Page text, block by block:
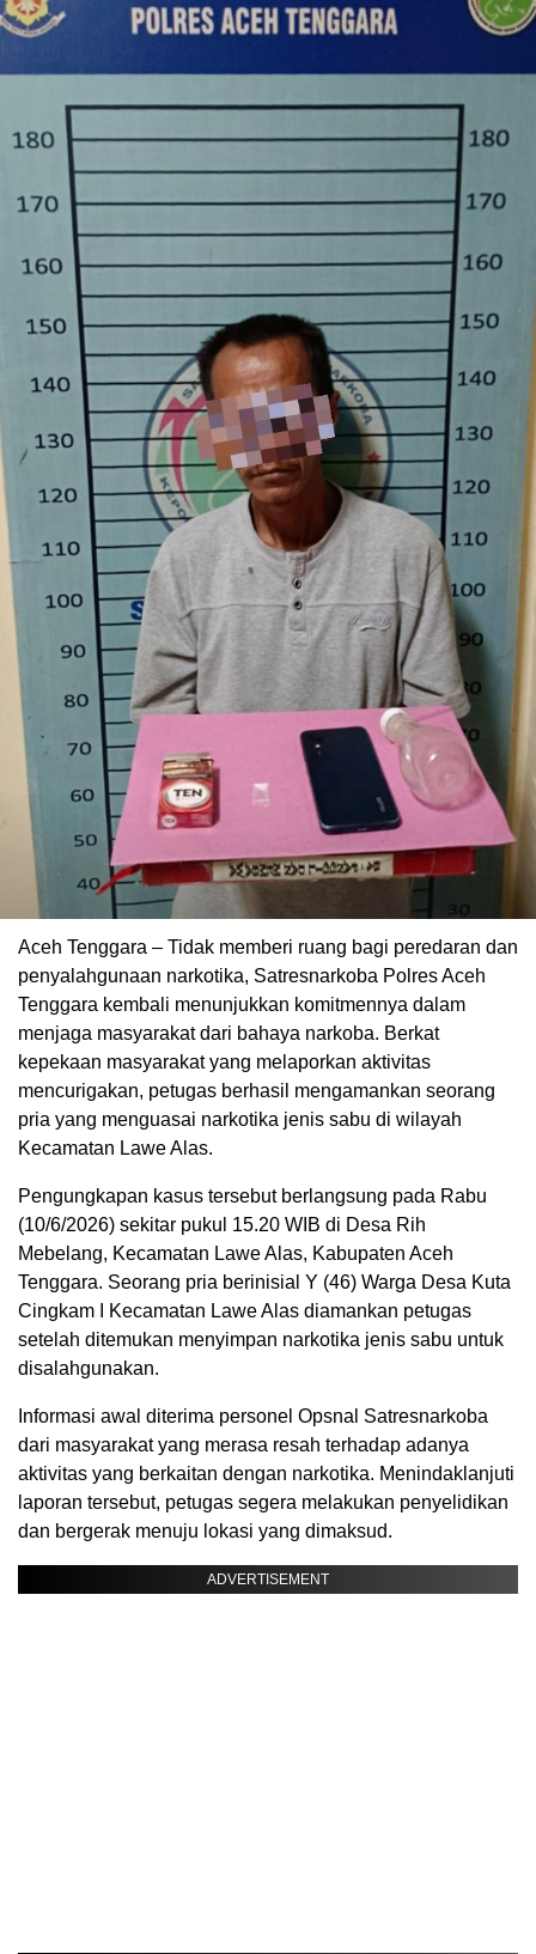
Aceh Tenggara – Tidak memberi ruang bagi peredaran dan
penyalahgunaan narkotika, Satresnarkoba Polres Aceh
Tenggara kembali menunjukkan komitmennya dalam
menjaga masyarakat dari bahaya narkoba. Berkat
kepekaan masyarakat yang melaporkan aktivitas
mencurigakan, petugas berhasil mengamankan seorang
pria yang menguasai narkotika jenis sabu di wilayah
Kecamatan Lawe Alas.
Pengungkapan kasus tersebut berlangsung pada Rabu
(10/6/2026) sekitar pukul 15.20 WIB di Desa Rih
Mebelang, Kecamatan Lawe Alas, Kabupaten Aceh
Tenggara. Seorang pria berinisial Y (46) Warga Desa Kuta
Cingkam I Kecamatan Lawe Alas diamankan petugas
setelah ditemukan menyimpan narkotika jenis sabu untuk
disalahgunakan.
Informasi awal diterima personel Opsnal Satresnarkoba
dari masyarakat yang merasa resah terhadap adanya
aktivitas yang berkaitan dengan narkotika. Menindaklanjuti
laporan tersebut, petugas segera melakukan penyelidikan
dan bergerak menuju lokasi yang dimaksud.
ADVERTISEMENT